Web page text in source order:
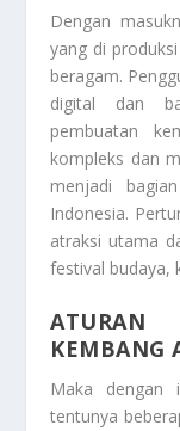
Dengan
yang di
beragam.
digital dan
pembuatan
kompleks dan
menjadi
Indonesia.
atraksi utama
festival budaya,
ATURAN
KEMBANG
Maka dengan
tentunya